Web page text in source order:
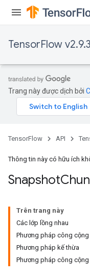
TensorFlow v2.9.3
Trang này được dịch bởi
TensorFlow API
Thông tin này có hữu ích
Snapshot
Trên trang này
Các lớp lồng nhau
Phương pháp công cộng
Phương pháp kế thừa
Phương pháp công cộng